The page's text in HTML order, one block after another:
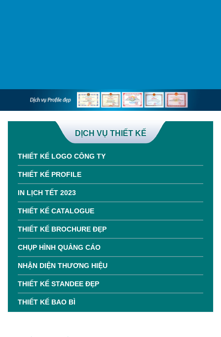
DỊCH VỤ THIẾT KẾ
THIẾT KẾ LOGO CÔNG TY
THIẾT KẾ PROFILE
IN LỊCH TẾT 2023
THIẾT KẾ CATALOGUE
THIẾT KẾ BROCHURE ĐẸP
CHỤP HÌNH QUẢNG CÁO
NHẬN DIỆN THƯƠNG HIỆU
THIẾT KẾ STANDEE ĐẸP
THIẾT KẾ BAO BÌ